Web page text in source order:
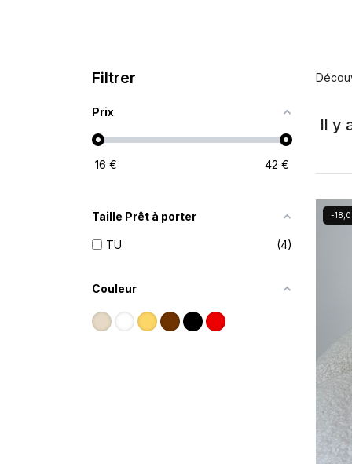
Filtrer
Prix
16 € 42 €
Taille Prêt à porter
TU 4
Couleur
Il y
-